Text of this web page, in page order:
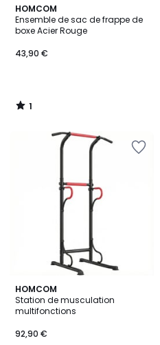
HOMCOM
Ensemble de sac de frappe de
boxe Acier Rouge
43,90 €
1
/
5
1
/
HOMCOM
Station de musculation
multifonctions
92,90 €